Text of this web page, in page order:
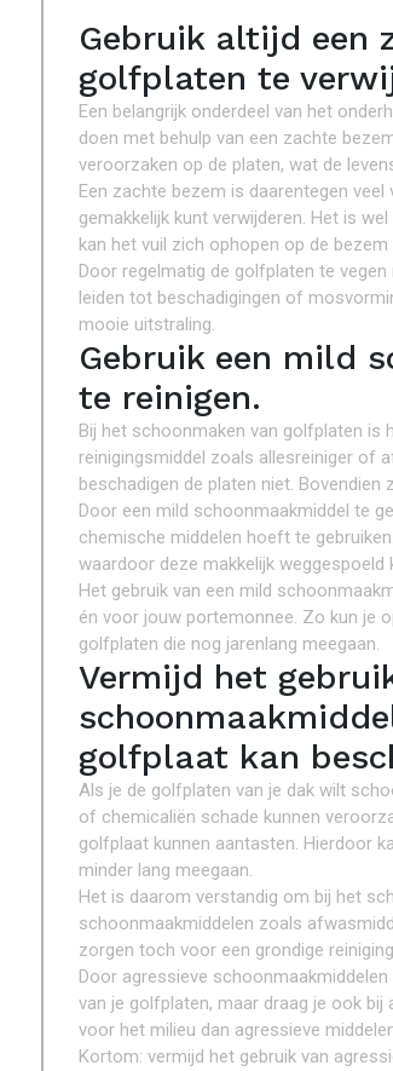
Gebruik altijd een
golfplaten te
Een belangrijk onderdeel van het
doen met behulp van een zachte
veroorzaken op de platen, wat de
Een zachte bezem is daarentegen
gemakkelijk kunt verwijderen. Het is
kan het vuil zich ophopen op de
Door regelmatig de golfplaten te
leiden tot beschadigingen of
mooie uitstraling.
Gebruik een mild
te reinigen.
Bij het schoonmaken van golfplaten is
reinigingsmiddel zoals allesreiniger of
beschadigen de platen niet. Bovendien
Door een mild schoonmaakmiddel te
chemische middelen hoeft te
waardoor deze makkelijk weggespoeld
Het gebruik van een mild
én voor jouw portemonnee. Zo kun je
golfplaten die nog jarenlang meegaan.
Vermijd het
golfplaat kan
Als je de golfplaten van je dak wilt
of chemicaliën schade kunnen
golfplaat kunnen aantasten. Hierdoor
minder lang meegaan.
Het is daarom verstandig om bij het
schoonmaakmiddelen zoals
zorgen toch voor een grondige
Door agressieve
van je golfplaten, maar draag je ook
voor het milieu dan agressieve
Kortom: vermijd het gebruik van